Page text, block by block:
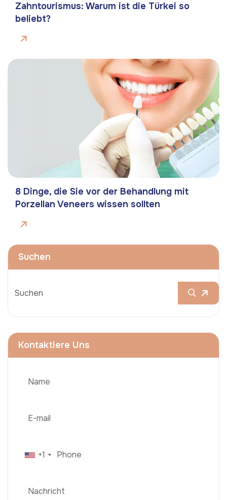
Zahntourismus: Warum ist die Türkei so
beliebt?
8 Dinge, die Sie vor der Behandlung mit
Porzellan Veneers wissen sollten
Suchen
Kontaktiere Uns
+1